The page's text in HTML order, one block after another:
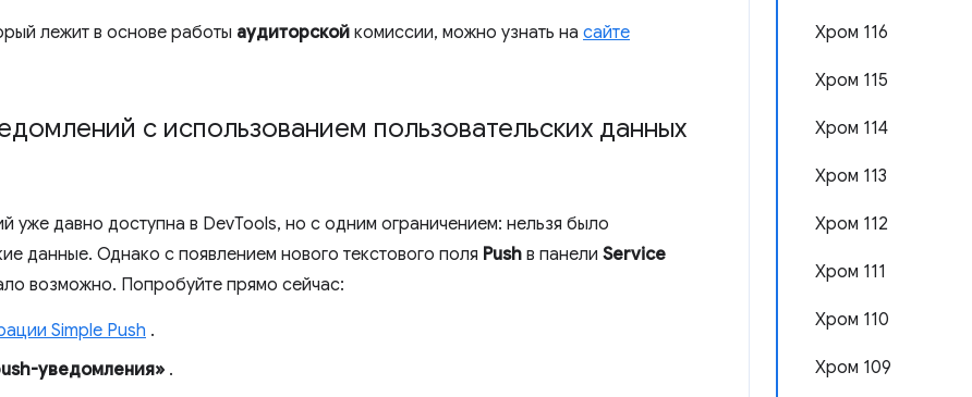
Хром 116
Хром 115
Хром 114
Хром 113
Хром 112
Хром 111
Хром 110
Хром 109
лежит в основе работы аудиторской комиссии, можно узнать на сайте
с использованием пользовательских данных
уже давно доступна в DevTools, но с одним ограничением: нельзя было
данные. Однако с появлением нового текстового поля Push в панели Service
возможно. Попробуйте прямо сейчас:
Simple Push .
уведомления» .